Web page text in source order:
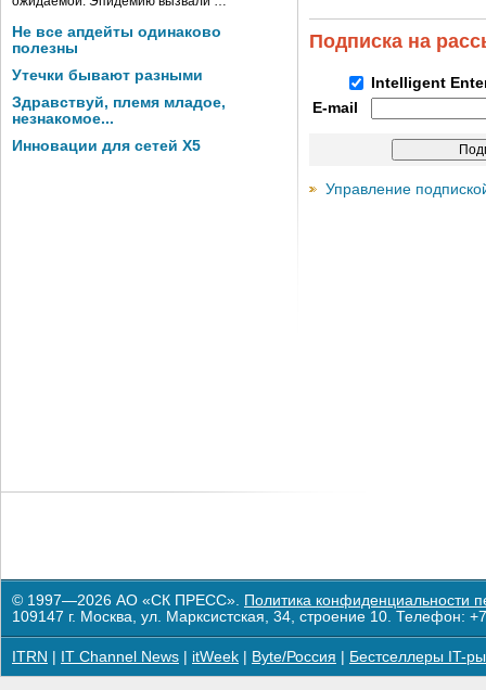
Не все апдейты одинаково
полезны
Утечки бывают разными
Здравствуй, племя младое,
незнакомое...
Инновации для сетей X5
Подписка на
Intelligent
E-mail
Управление
© 1997—2026 АО «СК ПРЕСС». Политика конфиденциальности
109147 г. Москва, ул. Марксистская, 34, строение 10. Телефон:
ITRN IT Channel News itWeek Byte/Россия Бестселлеры IT-